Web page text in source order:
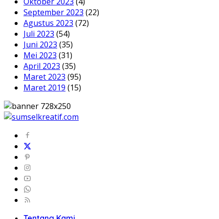
September 2023 (22)
Agustus 2023 (72)
Juli 2023 (54)
Juni 2023 (35)
Mei 2023 (31)
April 2023 (35)
Maret 2023 (95)
Maret 2019 (15)